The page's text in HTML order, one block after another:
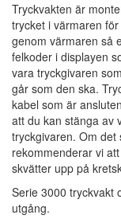
Tryckvakten är
trycket i värmaren
genom värmaren så
felkoder i displayen
vara tryckgivaren
går som den ska.
kabel som är
att du kan stänga av
tryckgivaren. Om det
rekommenderar vi
skvätter upp på
Serie 3000 tryckvakt
utgång.